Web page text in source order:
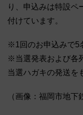
り、申込みは特設ペ
付けています。
※1回のお申込みで5
※当選発表および各
当選ハガキの発送を
（画像：福岡市地下